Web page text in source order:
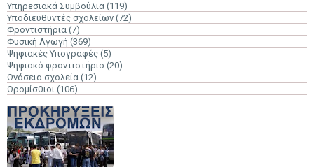
Υπηρεσιακά Συμβούλια (119)
Υποδιευθυντές σχολείων (72)
Φροντιστήρια (7)
Φυσική Αγωγή (369)
Ψηφιακές Υπογραφές (5)
Ψηφιακό φροντιστήριο (20)
Ωνάσεια σχολεία (12)
Ωρομίσθιοι (106)